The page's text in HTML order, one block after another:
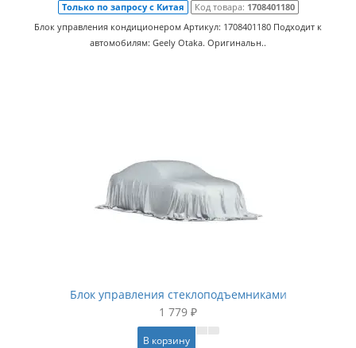
Только по запросу с Китая Код товара: 1708401180
Блок управления кондиционером Артикул: 1708401180 Подходит к
автомобилям: Geely Otaka. Оригинальн..
Блок управления стеклоподъемниками
1 779 ₽
В корзину